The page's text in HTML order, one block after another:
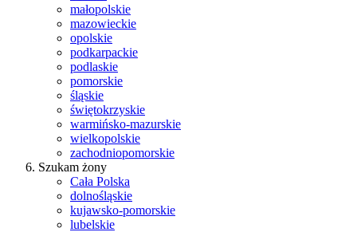
małopolskie
mazowieckie
opolskie
podkarpackie
podlaskie
pomorskie
śląskie
świętokrzyskie
warmińsko-mazurskie
wielkopolskie
zachodniopomorskie
Szukam żony
Cała Polska
dolnośląskie
kujawsko-pomorskie
lubelskie